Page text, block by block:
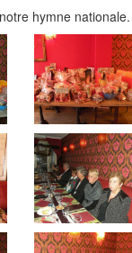
hymne nationale.